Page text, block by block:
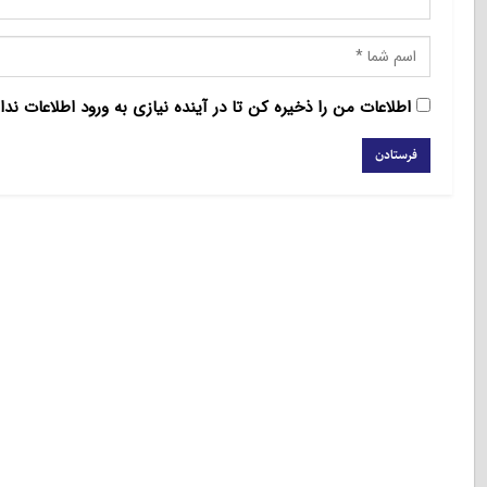
اطلاعات من را ذخیره کن تا در آینده نیازی به ورود اطلاعات